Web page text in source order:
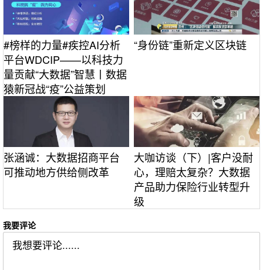
#榜样的力量#疾控AI分析
平台WDCIP——以科技力
量贡献“大数据”智慧丨数据
猿新冠战“疫”公益策划
“身份链”重新定义区块链
张涵诚：大数据招商平台
可推动地方供给侧改革
大咖访谈（下）|客户没耐
心，理赔太复杂？大数据
产品助力保险行业转型升
级
我要评论